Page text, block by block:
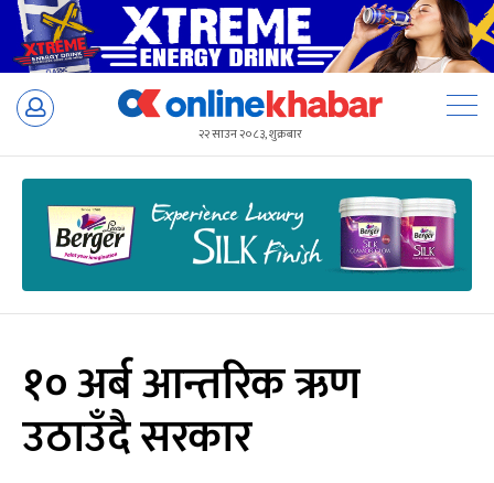
Skip
२२ साउन २०८३, शुक्रबार
१० अर्ब आन्तरिक ऋण
उठाउँदै सरकार